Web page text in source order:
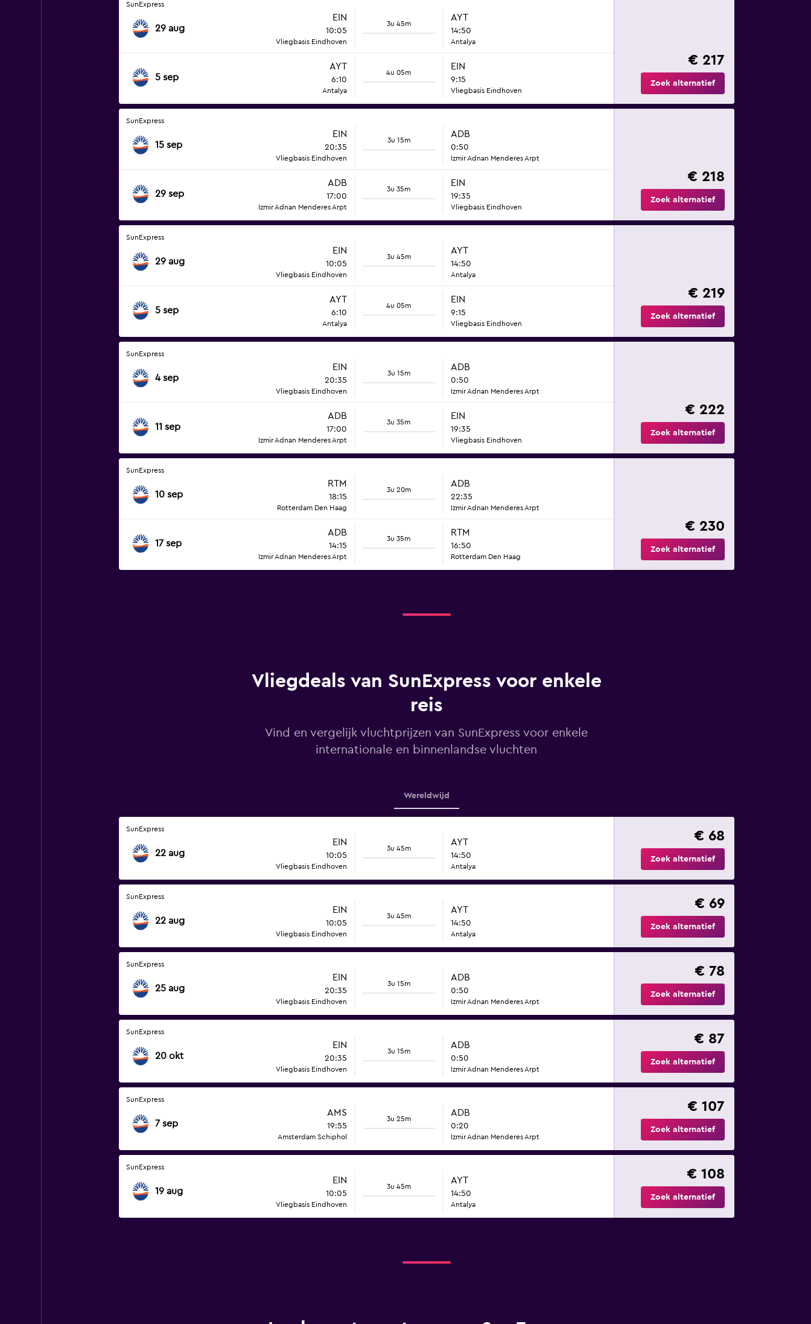
SunExpress
29 aug
EIN
10:05
Vliegbasis Eindhoven
3u 45m
AYT
14:50
Antalya
5 sep
AYT
6:10
Antalya
4u 05m
EIN
9:15
Vliegbasis Eindhoven
€ 217
Zoek alternatief
SunExpress
15 sep
EIN
20:35
Vliegbasis Eindhoven
3u 15m
ADB
0:50
Izmir Adnan Menderes Arpt
29 sep
ADB
17:00
Izmir Adnan Menderes Arpt
3u 35m
EIN
19:35
Vliegbasis Eindhoven
€ 218
Zoek alternatief
SunExpress
29 aug
EIN
10:05
Vliegbasis Eindhoven
3u 45m
AYT
14:50
Antalya
5 sep
AYT
6:10
Antalya
4u 05m
EIN
9:15
Vliegbasis Eindhoven
€ 219
Zoek alternatief
SunExpress
4 sep
EIN
20:35
Vliegbasis Eindhoven
3u 15m
ADB
0:50
Izmir Adnan Menderes Arpt
11 sep
ADB
17:00
Izmir Adnan Menderes Arpt
3u 35m
EIN
19:35
Vliegbasis Eindhoven
€ 222
Zoek alternatief
SunExpress
10 sep
RTM
18:15
Rotterdam Den Haag
3u 20m
ADB
22:35
Izmir Adnan Menderes Arpt
17 sep
ADB
14:15
Izmir Adnan Menderes Arpt
3u 35m
RTM
16:50
Rotterdam Den Haag
€ 230
Zoek alternatief
Vliegdeals van SunExpress voor enkele
reis
Vind en vergelijk vluchtprijzen van SunExpress voor enkele
internationale en binnenlandse vluchten
Wereldwijd
SunExpress
22 aug
EIN
10:05
Vliegbasis Eindhoven
3u 45m
AYT
14:50
Antalya
€ 68
Zoek alternatief
SunExpress
22 aug
EIN
10:05
Vliegbasis Eindhoven
3u 45m
AYT
14:50
Antalya
€ 69
Zoek alternatief
SunExpress
25 aug
EIN
20:35
Vliegbasis Eindhoven
3u 15m
ADB
0:50
Izmir Adnan Menderes Arpt
€ 78
Zoek alternatief
SunExpress
20 okt
EIN
20:35
Vliegbasis Eindhoven
3u 15m
ADB
0:50
Izmir Adnan Menderes Arpt
€ 87
Zoek alternatief
SunExpress
7 sep
AMS
19:55
Amsterdam Schiphol
3u 25m
ADB
0:20
Izmir Adnan Menderes Arpt
€ 107
Zoek alternatief
SunExpress
19 aug
EIN
10:05
Vliegbasis Eindhoven
3u 45m
AYT
14:50
Antalya
€ 108
Zoek alternatief